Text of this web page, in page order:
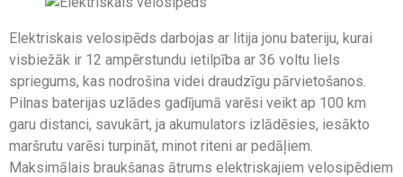
Elektriskais velosipēds darbojas ar litija jonu bateriju, kurai
visbiežāk ir 12 ampērstundu ietilpība ar 36 voltu liels
spriegums, kas nodrošina videi draudzīgu pārvietošanos.
Pilnas baterijas uzlādes gadījumā varēsi veikt ap 100 km
garu distanci, savukārt, ja akumulators izlādēsies, iesākto
maršrutu varēsi turpināt, minot riteni ar pedāļiem.
Maksimālais braukšanas ātrums elektriskajiem velosipēdiem